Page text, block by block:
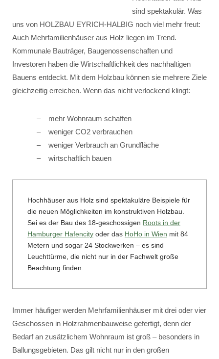
sind spektakulär. Was
uns von HOLZBAU EYRICH-HALBIG noch viel mehr freut:
Auch Mehrfamilienhäuser aus Holz liegen im Trend.
Kommunale Bauträger, Baugenossenschaften und
Investoren haben die Wirtschaftlichkeit des nachhaltigen
Bauens entdeckt. Mit dem Holzbau können sie mehrere Ziele
gleichzeitig erreichen. Wenn das nicht verlockend klingt:
mehr Wohnraum schaffen
weniger CO2 verbrauchen
weniger Verbrauch an Grundfläche
wirtschaftlich bauen
Hochhäuser aus Holz sind spektakuläre Beispiele für
die neuen Möglichkeiten im konstruktiven Holzbau.
Sei es der Bau des 18-geschossigen Roots in der
Hamburger Hafencity oder das HoHo in Wien mit 84
Metern und sogar 24 Stockwerken – es sind
Leuchttürme, die nicht nur in der Fachwelt große
Beachtung finden.
Immer häufiger werden Mehrfamilienhäuser mit drei oder vier
Geschossen in Holzrahmenbauweise gefertigt, denn der
Bedarf an zusätzlichem Wohnraum ist groß – besonders in
Ballungsgebieten. Das gilt nicht nur in den großen